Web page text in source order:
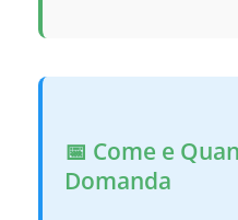
📅 Come e
Domanda